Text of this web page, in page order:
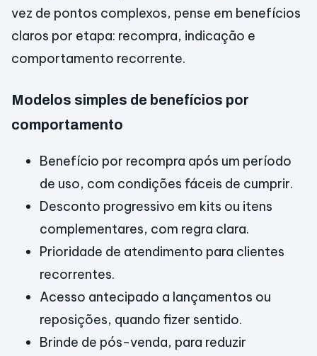
vez de pontos complexos, pense em benefícios
claros por etapa: recompra, indicação e
comportamento recorrente.
Modelos simples de benefícios por
comportamento
Benefício por recompra após um período
de uso, com condições fáceis de cumprir.
Desconto progressivo em kits ou itens
complementares, com regra clara.
Prioridade de atendimento para clientes
recorrentes.
Acesso antecipado a lançamentos ou
reposições, quando fizer sentido.
Brinde de pós-venda, para reduzir